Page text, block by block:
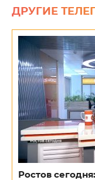
ДРУГИЕ
Ростов